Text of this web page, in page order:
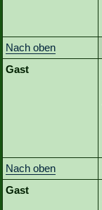
Nach oben
Gast
Nach oben
Gast